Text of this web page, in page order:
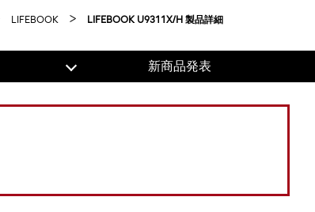
LIFEBOOK LIFEBOOK U9311X/H 製品詳細
新商品発表